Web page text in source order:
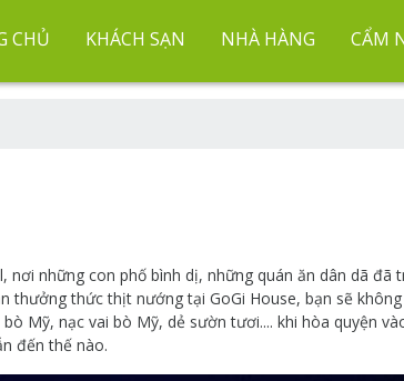
CHỦ KHÁCH SẠN NHÀ HÀNG CẨM
nơi những con phố bình dị, những quán ăn dân dã đã
thưởng thức thịt nướng tại GoGi House, bạn sẽ không
Mỹ, nạc vai bò Mỹ, dẻ sườn tươi.... khi hòa quyện
đến thế nào.